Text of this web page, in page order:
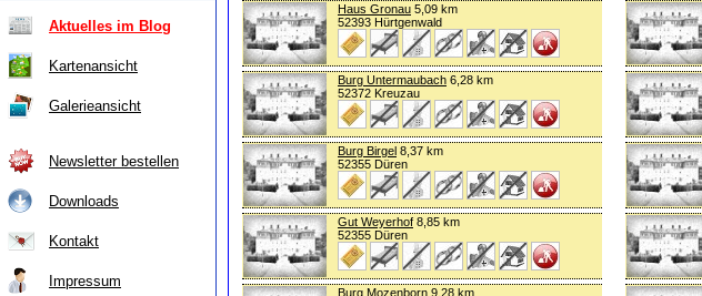
Aktuelles im Blog
Kartenansicht
Galerieansicht
Newsletter bestellen
Downloads
Kontakt
Impressum
Haus Gronau 5,09 km
52393 Hürtgenwald
Burg Untermaubach 6,28 km
52372 Kreuzau
Burg Birgel 8,37 km
52355 Düren
Gut Weyerhof 8,85 km
52355 Düren
Burg Mozenborn 9,28 km